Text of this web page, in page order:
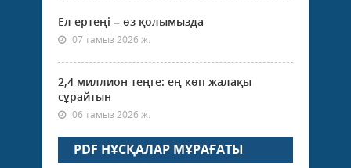
Ел ертеңі – өз қолымызда
07 тамыз 2026 ж.
2,4 миллион теңге: ең көп жалақы
сұрайтын
06 тамыз 2026 ж.
PDF НҰСҚАЛАР МҰРАҒАТЫ